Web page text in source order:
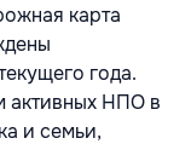
карта
года.
активных НПО в
и семьи,